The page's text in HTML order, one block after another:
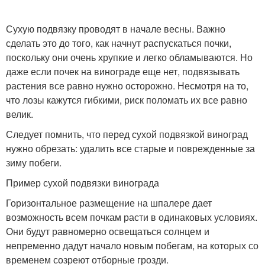
Сухую подвязку проводят в начале весны. Важно
сделать это до того, как начнут распускаться почки,
поскольку они очень хрупкие и легко обламываются. Но
даже если почек на винограде еще нет, подвязывать
растения все равно нужно осторожно. Несмотря на то,
что лозы кажутся гибкими, риск поломать их все равно
велик.
Следует помнить, что перед сухой подвязкой виноград
нужно обрезать: удалить все старые и поврежденные за
зиму побеги.
Пример сухой подвязки винограда
Горизонтальное размещение на шпалере дает
возможность всем почкам расти в одинаковых условиях.
Они будут равномерно освещаться солнцем и
непременно дадут начало новым побегам, на которых со
временем созреют отборные грозди.